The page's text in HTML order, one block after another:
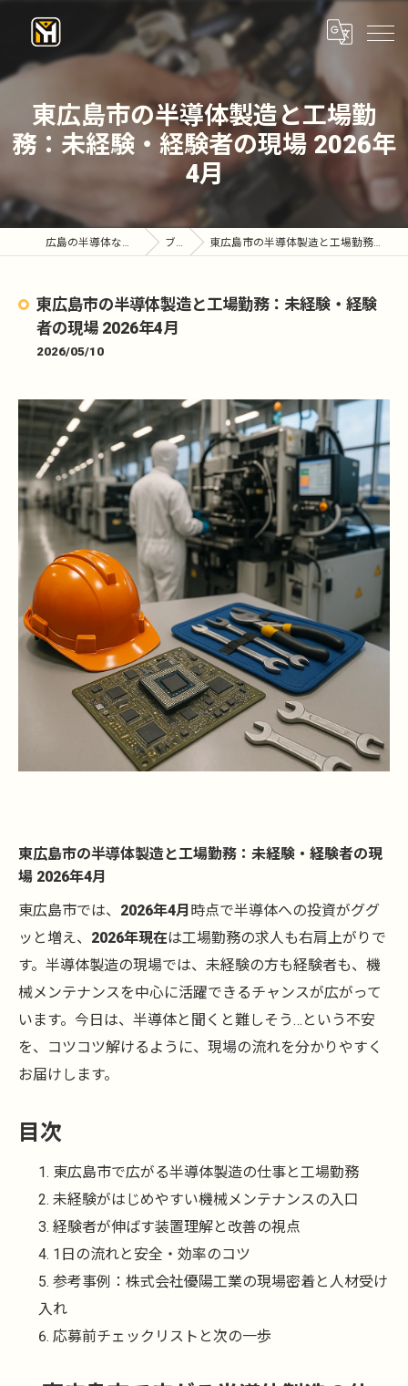
東広島市の半導体製造と工場勤
務：未経験・経験者の現場 2026年
4月
広島の半導体なら株式会社優陽工業 ブログ 東広島市の半導体製造と工場勤務：未経験・経験者の現場 2026年4月
東広島市の半導体製造と工場勤務：未経験・経験
者の現場 2026年4月
2026/05/10
東広島市の半導体製造と工場勤務：未経験・経験者の現
場 2026年4月
東広島市では、 2026年4月 時点で半導体への投資がググ
ッと増え、 2026年現在は工場勤務の求人も右肩上がりで
す。半導体製造の現場では、未経験の方も経験者も、機
械メンテナンスを中心に活躍できるチャンスが広がって
います。今日は、半導体と聞くと難しそう…という不安
を、コツコツ解けるように、現場の流れを分かりやすく
お届けします。
目次
東広島市で広がる半導体製造の仕事と工場勤務
未経験がはじめやすい機械メンテナンスの入口
経験者が伸ばす装置理解と改善の視点
1日の流れと安全・効率のコツ
参考事例：株式会社優陽工業の現場密着と人材受け
入れ
応募前チェックリストと次の一歩